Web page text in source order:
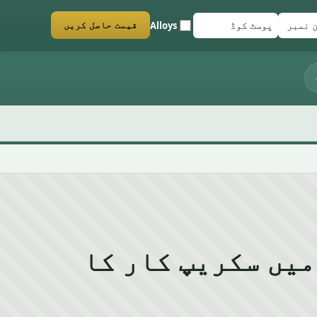
نمبر Alloys قیمت حاصل کریں
Whitefield میں سکریپ کار کا